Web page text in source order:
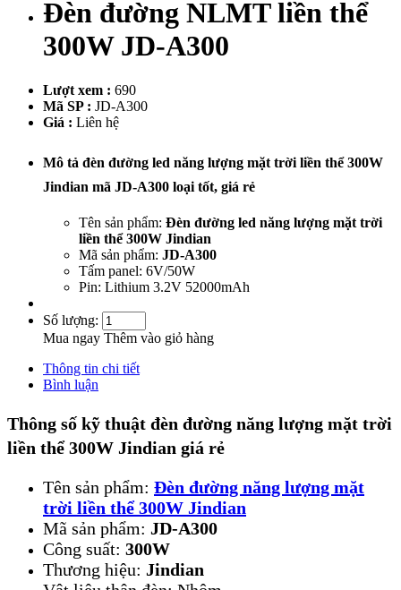
Đèn đường NLMT liền thể
300W JD-A300
Lượt xem : 690
Mã SP : JD-A300
Giá : Liên hệ
Mô tả đèn đường led năng lượng mặt trời liền thể 300W
Jindian mã JD-A300 loại tốt, giá rẻ
Tên sản phẩm: Đèn đường led năng lượng mặt trời
liền thể 300W Jindian
Mã sản phẩm: JD-A300
Tấm panel: 6V/50W
Pin: Lithium 3.2V 52000mAh
Số lượng:
Mua ngay Thêm vào giỏ hàng
Thông tin chi tiết
Bình luận
Thông số kỹ thuật đèn đường năng lượng mặt trời
liền thể 300W Jindian giá rẻ
Tên sản phẩm: Đèn đường năng lượng mặt
trời liền thể 300W Jindian
Mã sản phẩm: JD-A300
Công suất: 300W
Thương hiệu: Jindian